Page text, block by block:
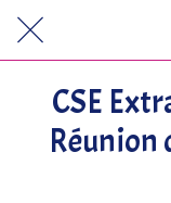
CSE
Réunion